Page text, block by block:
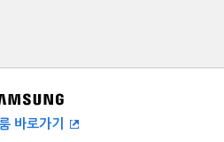
바로가기